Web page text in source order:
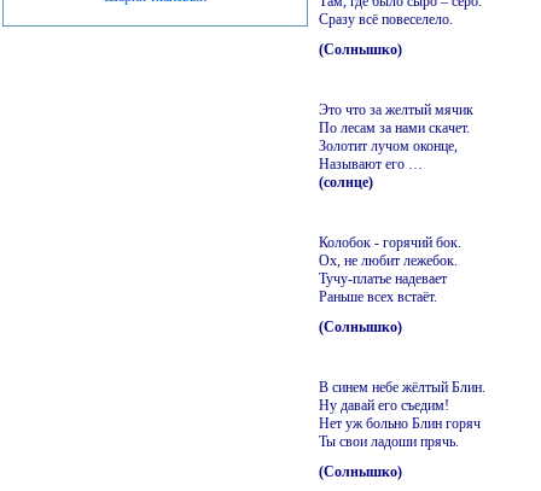
Сразу всё повеселело.
(Солнышко)
Это что за желтый мячик
По лесам за нами скачет.
Золотит лучом оконце,
Называют его …
(солнце)
Колобок - горячий бок.
Ох, не любит лежебок.
Тучу-платье надевает
Раньше всех встаёт.
(Солнышко)
В синем небе жёлтый Блин.
Ну давай его съедим!
Нет уж больно Блин горяч
Ты свои ладоши прячь.
(Солнышко)